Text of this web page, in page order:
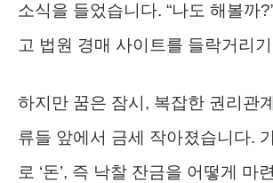
소식을 들었습니다. “나도 해볼까
고 법원 경매 사이트를 들락거리
하지만 꿈은 잠시, 복잡한 권리관
류들 앞에서 금세 작아졌습니다.
로 ‘돈’, 즉 낙찰 잔금을 어떻게 마